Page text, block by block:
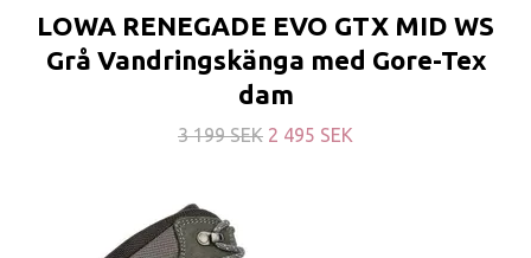
LOWA RENEGADE EVO GTX MID WS
Grå Vandringskänga med Gore-Tex
dam
3 199 SEK 2 495 SEK